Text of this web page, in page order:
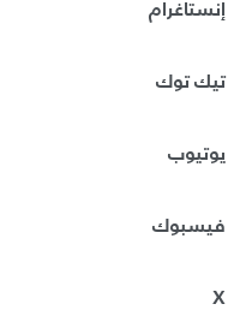
إنستاغرام
تيك توك
يوتيوب
فيسبوك
X